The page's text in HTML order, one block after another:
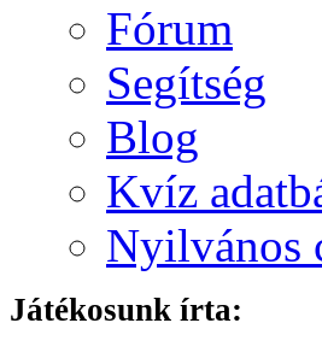
Fórum
Segítség
Blog
Kvíz
Nyilvános
Játékosunk írta: